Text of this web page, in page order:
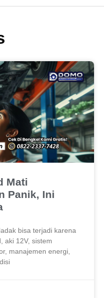
Mati
Panik, Ini
bisa terjadi karena
aki 12V, sistem
manajemen energi,